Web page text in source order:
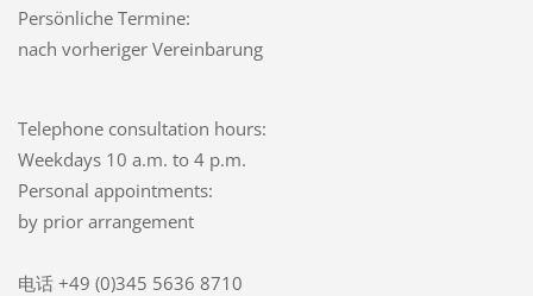
Persönliche Termine:
nach vorheriger Vereinbarung
Telephone consultation hours:
Weekdays 10 a.m. to 4 p.m.
Personal appointments:
by prior arrangement
电话 +49 (0)345 5636 8710